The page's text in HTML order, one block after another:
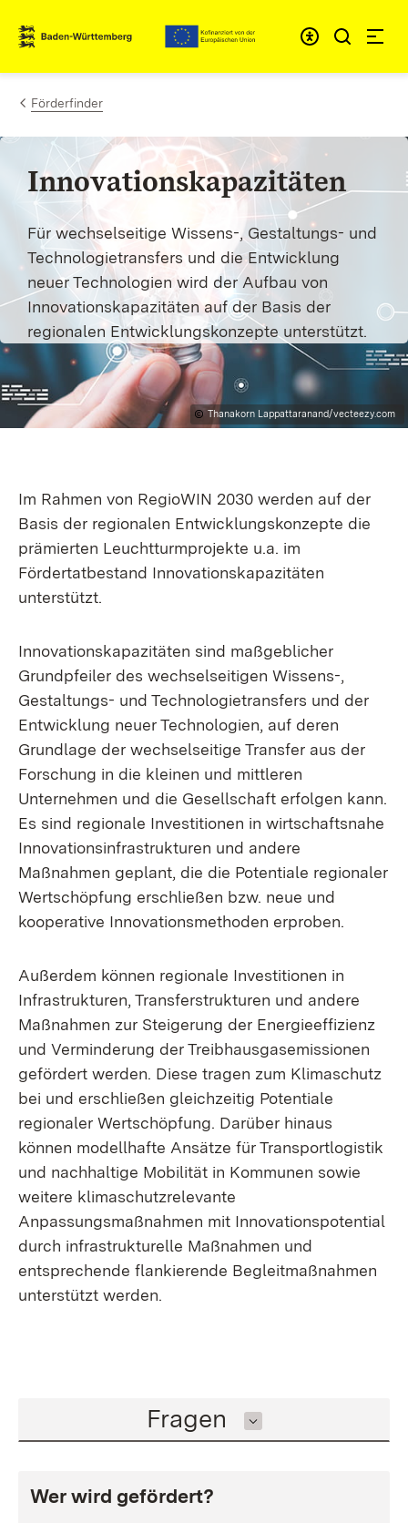
Zum Inhalt springen
Link zur Startseite
Förderfinder
Innovationskapazitäten
Für wechselseitige Wissens-, Gestaltungs- und
Technologietransfers und die Entwicklung
neuer Technologien wird der Aufbau von
Innovationskapazitäten auf der Basis der
regionalen Entwicklungskonzepte unterstützt.
Thanakorn Lappattaranand/vecteezy.com
Im Rahmen von RegioWIN 2030 werden auf der
Basis der regionalen Entwicklungskonzepte die
prämierten Leuchtturmprojekte u.a. im
Fördertatbestand Innovationskapazitäten
unterstützt.
Innovationskapazitäten sind maßgeblicher
Grundpfeiler des wechselseitigen Wissens-,
Gestaltungs- und Technologietransfers und der
Entwicklung neuer Technologien, auf deren
Grundlage der wechselseitige Transfer aus der
Forschung in die kleinen und mittleren
Unternehmen und die Gesellschaft erfolgen kann.
Es sind regionale Investitionen in wirtschaftsnahe
Innovationsinfrastrukturen und andere
Maßnahmen geplant, die die Potentiale regionaler
Wertschöpfung erschließen bzw. neue und
kooperative Innovationsmethoden erproben.
Außerdem können regionale Investitionen in
Infrastrukturen, Transferstrukturen und andere
Maßnahmen zur Steigerung der Energieeffizienz
und Verminderung der Treibhausgasemissionen
gefördert werden. Diese tragen zum Klimaschutz
bei und erschließen gleichzeitig Potentiale
regionaler Wertschöpfung. Darüber hinaus
können modellhafte Ansätze für Transportlogistik
und nachhaltige Mobilität in Kommunen sowie
weitere klimaschutzrelevante
Anpassungsmaßnahmen mit Innovationspotential
durch infrastrukturelle Maßnahmen und
entsprechende flankierende Begleitmaßnahmen
unterstützt werden.
Inhalt auswählen
Fragen
Wer wird gefördert?